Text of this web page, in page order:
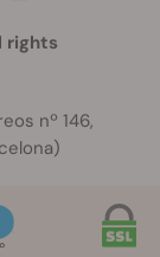
rights
nº 146,